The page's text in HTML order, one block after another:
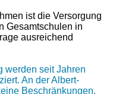
ist die Versorgung
Gesamtschulen in
ausreichend
werden seit Jahren
An der Albert-
Beschränkungen,